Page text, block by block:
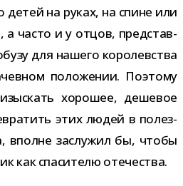
детей на руках, на спине или
а часто и у отцов, пред­став­
для нашего коро­лев­ства
поло­же­нии. Поэтому
хоро­шее, деше­вое
этих людей в полез­
вполне заслу­жил бы, чтобы
как спа­си­телю отечества.